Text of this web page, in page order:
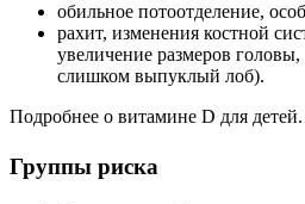
обильное потоотделение,
рахит, изменения костной
увеличение размеров
слишком выпуклый лоб).
Подробнее о витамине D для детей.
Группы риска